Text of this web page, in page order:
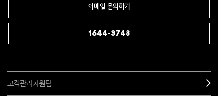
이메일 문의하기
1644-3748
고객관리지원팀